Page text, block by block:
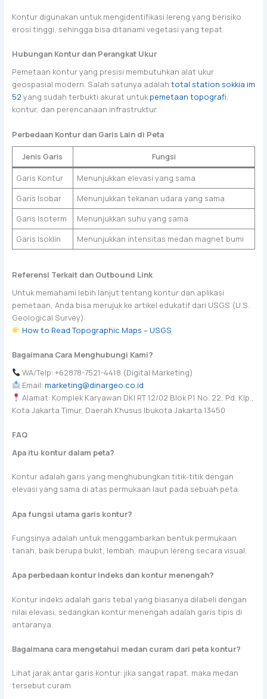
Kontur digunakan untuk mengidentifikasi lereng yang berisiko
erosi tinggi, sehingga bisa ditanami vegetasi yang tepat.
Hubungan Kontur dan Perangkat Ukur
Pemetaan kontur yang presisi membutuhkan alat ukur
geospasial modern. Salah satunya adalah total station sokkia im
52 yang sudah terbukti akurat untukpemetaan topografi,
kontur, dan perencanaan infrastruktur.
Perbedaan Kontur dan Garis Lain di Peta
Jenis Garis
Fungsi
Garis Kontur
Menunjukkan elevasi yang sama
Garis Isobar
Menunjukkan tekanan udara yang sama
Garis Isoterm
Menunjukkan suhu yang sama
Garis Isoklin
Menunjukkan intensitas medan magnet bumi
Referensi Terkait dan Outbound Link
Untuk memahami lebih lanjut tentang kontur dan aplikasi
pemetaan, Anda bisa merujuk ke artikel edukatif dari USGS (U.S.
Geological Survey):
How to Read Topographic Maps – USGS
Bagaimana Cara Menghubungi Kami?
WA/Telp: +62878-7521-4418 (Digital Marketing)
Email: marketing@dinargeo.co.id
Alamat: Komplek Karyawan DKI RT 12/02 Blok P1 No. 22, Pd. Klp.,
Kota Jakarta Timur, Daerah Khusus Ibukota Jakarta 13450
FAQ
Apa itu kontur dalam peta?
Kontur adalah garis yang menghubungkan titik-titik dengan
elevasi yang sama di atas permukaan laut pada sebuah peta.
Apa fungsi utama garis kontur?
Fungsinya adalah untuk menggambarkan bentuk permukaan
tanah, baik berupa bukit, lembah, maupun lereng secara visual.
Apa perbedaan kontur indeks dan kontur menengah?
Kontur indeks adalah garis tebal yang biasanya dilabeli dengan
nilai elevasi, sedangkan kontur menengah adalah garis tipis di
antaranya.
Bagaimana cara mengetahui medan curam dari peta kontur?
Lihat jarak antar garis kontur: jika sangat rapat, maka medan
tersebut curam.